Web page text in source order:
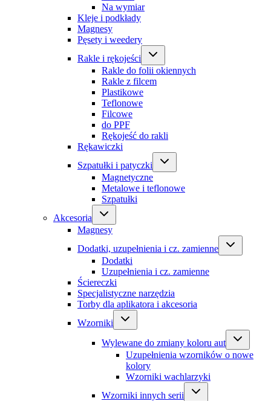
Na wymiar
Kleje i podkłady
Magnesy
Pęsety i weedery
Rakle i rękojeści
Rakle do folii okiennych
Rakle z filcem
Plastikowe
Teflonowe
Filcowe
do PPF
Rękojeść do rakli
Rękawiczki
Szpatułki i patyczki
Magnetyczne
Metalowe i teflonowe
Szpatułki
Akcesoria
Magnesy
Dodatki, uzupełnienia i cz. zamienne
Dodatki
Uzupełnienia i cz. zamienne
Ściereczki
Specjalistyczne narzędzia
Torby dla aplikatora i akcesoria
Wzorniki
Wylewane do zmiany koloru aut
Uzupełnienia wzorników o nowe
kolory
Wzorniki wachlarzyki
Wzorniki innych serii